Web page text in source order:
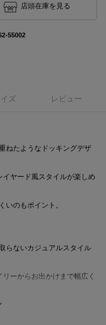
店頭在庫を見る
55002
ズ レビュー
ねたようなドッキングデザ
ヤード風スタイルが楽しめ
いのもポイント。
らないカジュアルスタイル
ーからお出かけまで幅広く